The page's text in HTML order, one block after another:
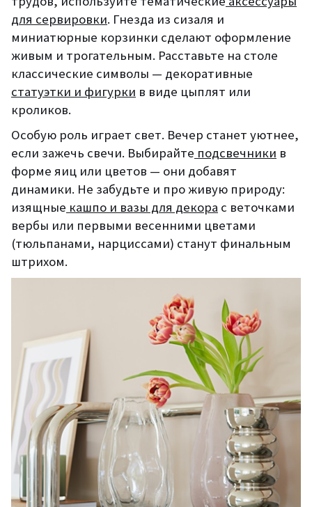
для сервировки. Гнезда из сизаля и
миниатюрные корзинки сделают оформление
живым и трогательным. Расставьте на столе
классические символы — декоративные
статуэтки и фигурки в виде цыплят или
кроликов.
Особую роль играет свет. Вечер станет уютнее,
если зажечь свечи. Выбирайте подсвечники в
форме яиц или цветов — они добавят
динамики. Не забудьте и про живую природу:
изящные кашпо и вазы для декора с веточками
вербы или первыми весенними цветами
(тюльпанами, нарциссами) станут финальным
штрихом.